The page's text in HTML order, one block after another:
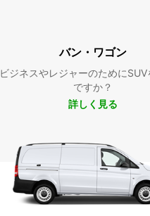
バン・ワゴン
ビジネスやレジャーのためにSUV
ですか？
詳しく見る